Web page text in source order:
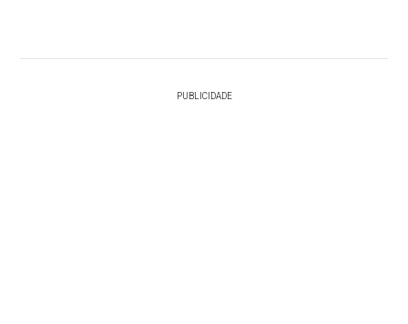
PUBLICIDADE